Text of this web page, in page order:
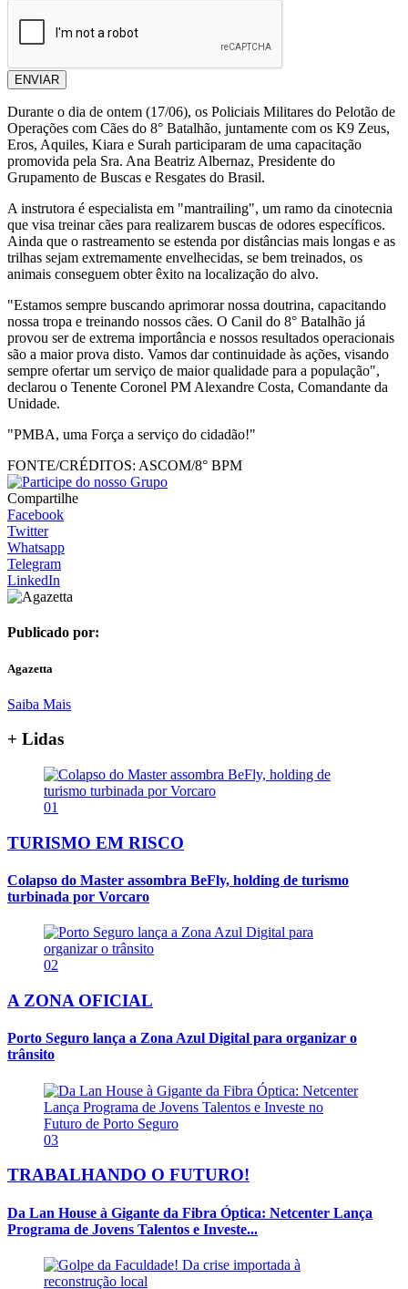
ENVIAR
Durante o dia de ontem (17/06), os Policiais Militares do Pelotão de
Operações com Cães do 8° Batalhão, juntamente com os K9 Zeus,
Eros, Aquiles, Kiara e Surah participaram de uma capacitação
promovida pela Sra. Ana Beatriz Albernaz, Presidente do
Grupamento de Buscas e Resgates do Brasil.
A instrutora é especialista em "mantrailing", um ramo da cinotecnia
que visa treinar cães para realizarem buscas de odores específicos.
Ainda que o rastreamento se estenda por distâncias mais longas e as
trilhas sejam extremamente envelhecidas, se bem treinados, os
animais conseguem obter êxito na localização do alvo.
"Estamos sempre buscando aprimorar nossa doutrina, capacitando
nossa tropa e treinando nossos cães. O Canil do 8° Batalhão já
provou ser de extrema importância e nossos resultados operacionais
são a maior prova disto. Vamos dar continuidade às ações, visando
sempre ofertar um serviço de maior qualidade para a população",
declarou o Tenente Coronel PM Alexandre Costa, Comandante da
Unidade.
"PMBA, uma Força a serviço do cidadão!"
FONTE/CRÉDITOS: ASCOM/8° BPM
Compartilhe
Facebook
Twitter
Whatsapp
Telegram
LinkedIn
Publicado por:
Agazetta
Saiba Mais
+ Lidas
01
TURISMO EM RISCO
Colapso do Master assombra BeFly, holding de turismo
turbinada por Vorcaro
02
A ZONA OFICIAL
Porto Seguro lança a Zona Azul Digital para organizar o
trânsito
03
TRABALHANDO O FUTURO!
Da Lan House à Gigante da Fibra Óptica: Netcenter Lança
Programa de Jovens Talentos e Investe...